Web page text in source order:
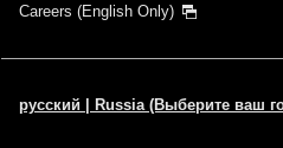
Careers (English Only)
русский | Russia (Выберите ваш